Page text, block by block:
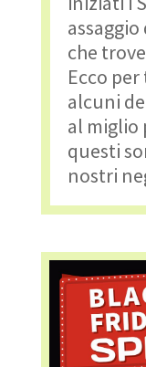
che
Ecco
alcuni
al miglio
questi
nostri